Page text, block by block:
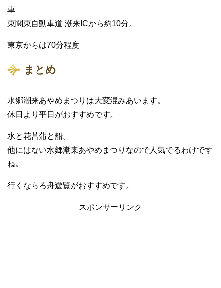
車
東関東自動車道 潮来ICから約10分。
東京からは70分程度
まとめ
水郷潮来あやめまつりは大変混みあいます。
休日より平日がおすすめです。
水と花菖蒲と船。
他にはない水郷潮来あやめまつりなので人気でるわけです
ね。
行くならろ舟遊覧がおすすめです。
スポンサーリンク